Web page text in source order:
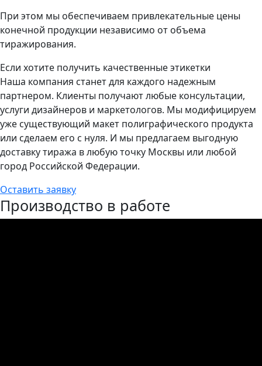
При этом мы обеспечиваем привлекательные цены
конечной продукции независимо от объема
тиражирования.
Если хотите получить качественные этикетки
Наша компания станет для каждого надежным
партнером. Клиенты получают любые консультации,
услуги дизайнеров и маркетологов. Мы модифицируем
уже существующий макет полиграфического продукта
или сделаем его с нуля. И мы предлагаем выгодную
доставку тиража в любую точку Москвы или любой
город Российской Федерации.
Оставить заявку
Производство в работе